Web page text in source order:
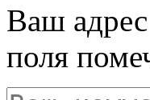
Ваш
поля